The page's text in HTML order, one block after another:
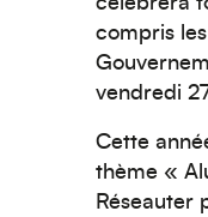
compris
vendredi
Cette
thème «
Réseauter